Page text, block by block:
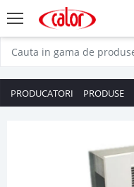
PRODUCATORI PRODUSE